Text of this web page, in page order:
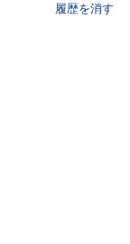
履歴を消す